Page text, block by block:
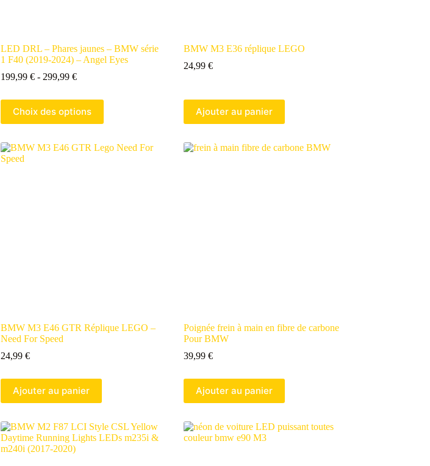
LED DRL – Phares jaunes – BMW série
1 F40 (2019-2024) – Angel Eyes
199,99 € - 299,99 €
Choix des options
BMW M3 E36 réplique LEGO
24,99 €
Ajouter au panier
BMW M3 E46 GTR Réplique LEGO –
Need For Speed
24,99 €
Ajouter au panier
Poignée frein à main en fibre de carbone
Pour BMW
39,99 €
Ajouter au panier